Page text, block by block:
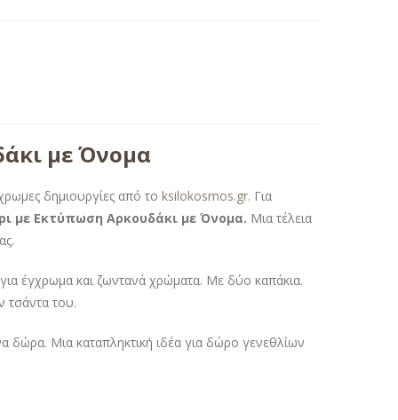
με Όνομα
δημιουργίες από το ksilokosmos.gr. Για
με Εκτύπωση Αρκουδάκι με Όνομα. Μια τέλεια
έγχρωμα και ζωντανά χρώματα. Με δύο καπάκια.
τσάντα του.
Μια καταπληκτική ιδέα για δώρο γενεθλίων